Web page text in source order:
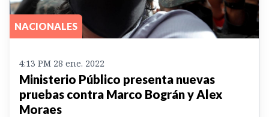
NACIONALES
4:13 PM 28 ene. 2022
Ministerio Público presenta nuevas
pruebas contra Marco Bográn y Alex
Moraes